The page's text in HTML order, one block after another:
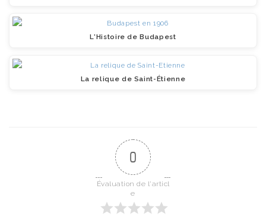
L'Histoire de Budapest
La relique de Saint-Étienne
0
Évaluation de l'articl
e